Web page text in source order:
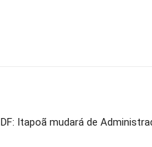
DF: Itapoã mudará de